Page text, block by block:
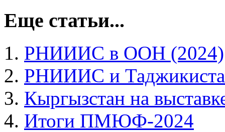
Еще статьи...
РНИИИС в ООН (2024)
РНИИИС и
Кыргызстан на
Итоги ПМЮФ-2024